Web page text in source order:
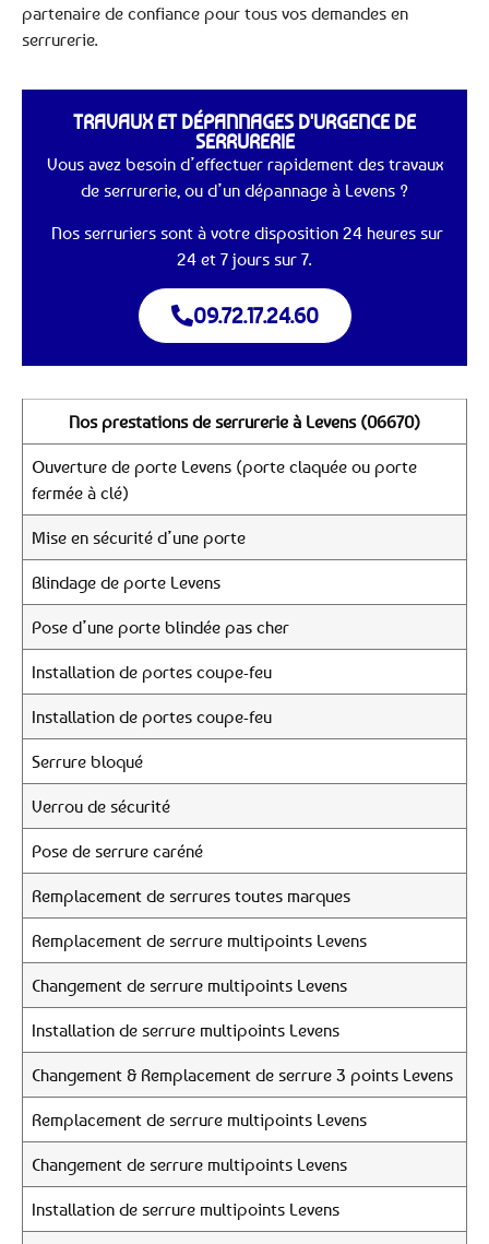
partenaire de confiance pour tous vos demandes en
serrurerie.
TRAVAUX ET DÉPANNAGES D'URGENCE DE
SERRURERIE
Vous avez besoin d’effectuer rapidement des travaux
de serrurerie, ou d’un dépannage à Levens ?
Nos serruriers sont à votre disposition 24 heures sur
24 et 7 jours sur 7.
09.72.17.24.60
Nos prestations de serrurerie à Levens (06670)
Ouverture de porte Levens (porte claquée ou porte
fermée à clé)
Mise en sécurité d’une porte
Blindage de porte Levens
Pose d’une porte blindée pas cher
Installation de portes coupe-feu
Installation de portes coupe-feu
Serrure bloqué
Verrou de sécurité
Pose de serrure caréné
Remplacement de serrures toutes marques
Remplacement de serrure multipoints Levens
Changement de serrure multipoints Levens
Installation de serrure multipoints Levens
Changement & Remplacement de serrure 3 points Levens
Remplacement de serrure multipoints Levens
Changement de serrure multipoints Levens
Installation de serrure multipoints Levens